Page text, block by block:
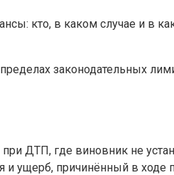
кто, в каком случае и в
законодательных
ДТП, где виновник не
ущерб, причинённый в ходе